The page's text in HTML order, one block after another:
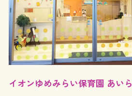
イオンゆめみらい保育園 あいら